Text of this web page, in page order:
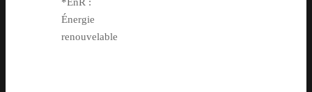
Énergie
renouvelable